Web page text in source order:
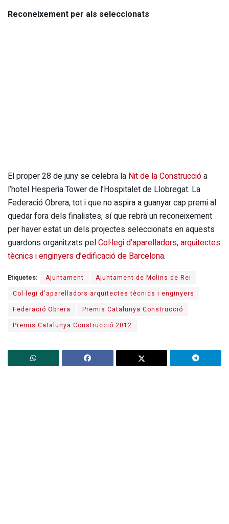
Reconeixement per als seleccionats
El proper 28 de juny se celebra la Nit de la Construccióa
l’hotel Hesperia Tower de l’Hospitalet de Llobregat. La
Federació Obrera, tot i que no aspira a guanyar cap premi al
quedar fora dels finalistes, sí que rebrà un reconeixement
per haver estat un dels projectes seleccionats en aquests
guardons organitzats pelCol·legi d’aparelladors, arquitectes
tècnics i enginyers d’edificació de Barcelona.
Etiquetes: Ajuntament
Ajuntament de Molins de Rei
Col·legi d'aparelladors arquitectes tècnics i enginyers
Federació Obrera
Premis Catalunya Construcció
Premis Catalunya Construcció 2012